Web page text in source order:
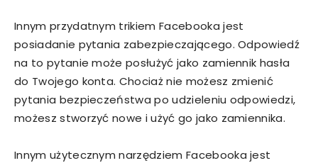
Innym przydatnym trikiem Facebooka jest
posiadanie pytania zabezpieczającego. Odpowiedź
na to pytanie może posłużyć jako zamiennik hasła
do Twojego konta. Chociaż nie możesz zmienić
pytania bezpieczeństwa po udzieleniu odpowiedzi,
możesz stworzyć nowe i użyć go jako zamiennika.
Innym użytecznym narzędziem Facebooka jest